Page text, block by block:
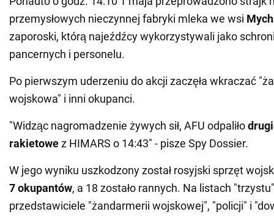
przemysłowych nieczynnej fabryki mleka we wsi
zaporoski, którą najeźdźcy wykorzystywali jako
pancernych i personelu.
Po pierwszym uderzeniu do akcji zaczęła wkraczać
wojskowa" i inni okupanci.
"Widząc nagromadzenie żywych sił, AFU odpaliło
rakietowez HIMARS o 14:43" - pisze Spy Dossier.
W jego wyniku uszkodzony został rosyjski sprzęt
7 okupantów, a 18 zostało rannych. Na listach
przedstawiciele "żandarmerii wojskowej", "policji" i